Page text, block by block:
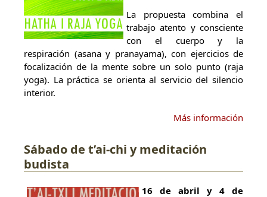
La propuesta combina el
trabajo atento y consciente
con el cuerpo y la
respiración (asana y pranayama), con ejercicios de
focalización de la mente sobre un solo punto (raja
yoga). La práctica se orienta al servicio del silencio
interior.
Más información
Sábado de t’ai-chi y meditación
budista
16 de abril y 4 de